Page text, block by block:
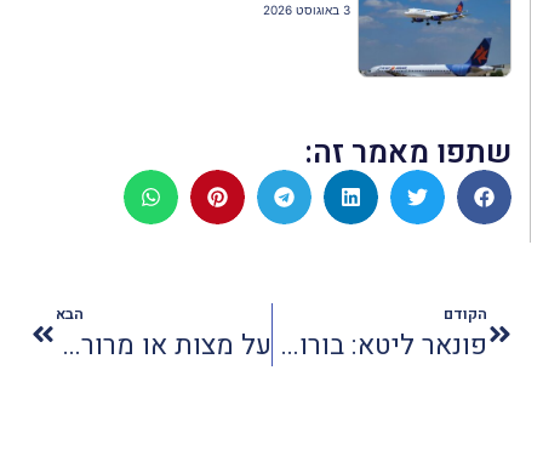
3 באוגוסט 2026
שתפו מאמר זה:
הקודם
פונאר ליטא: בורות המוות והעדות החיה לשואת יהודי ליטא
הבא
על מצות או מרורים יאכלוהו בפסח בחו"ל?